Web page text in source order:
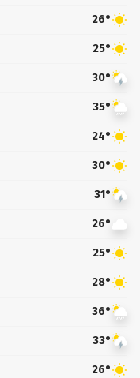
26°
25°
30°
35°
24°
30°
31°
26°
25°
28°
36°
33°
26°